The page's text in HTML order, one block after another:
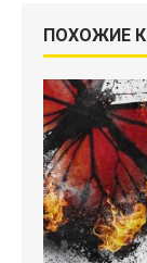
ПОХОЖИЕ